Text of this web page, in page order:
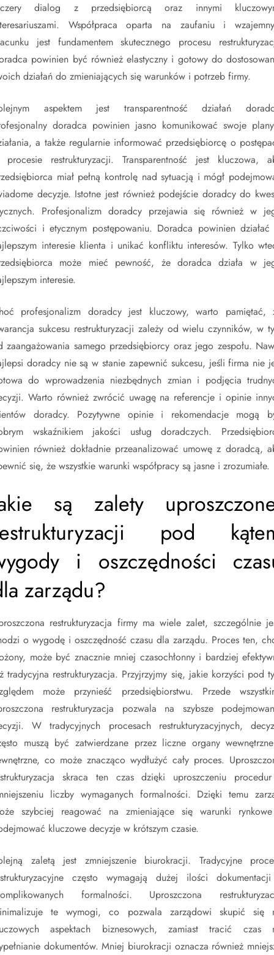
dialog z przedsiębiorcą oraz innymi
Współpraca oparta na zaufaniu i
jest fundamentem skutecznego procesu
powinien być również elastyczny i gotowy do
działań do zmieniających się warunków i potrzeb firmy.
aspektem jest transparentność działań
doradca powinien jasno komunikować swoje
a także regularnie informować przedsiębiorcę o
restrukturyzacji. Transparentność jest kluczowa,
miał pełną kontrolę nad sytuacją i mógł
decyzje. Istotne jest również podejście doradcy do
Profesjonalizm doradcy przejawia się również w
i etycznym postępowaniu. Doradca powinien
interesie klienta i unikać konfliktu interesów. Tylko
może mieć pewność, że doradca działa w
interesie.
profesjonalizm doradcy jest kluczowy, warto pamiętać,
sukcesu restrukturyzacji zależy od wielu czynników, w
zaangażowania samego przedsiębiorcy oraz jego zespołu.
doradcy nie są w stanie zapewnić sukcesu, jeśli firma nie
do wprowadzenia niezbędnych zmian i podjęcia
Warto również zwrócić uwagę na referencje i opinie
doradcy. Pozytywne opinie i rekomendacje mogą
wskaźnikiem jakości usług doradczych.
również dokładnie przeanalizować umowę z doradcą,
się, że wszystkie warunki współpracy są jasne i zrozumiałe.
są zalety
pod
i oszczędności
zarządu?
restrukturyzacja firmy ma wiele zalet, szczególnie
o wygodę i oszczędność czasu dla zarządu. Proces ten,
może być znacznie mniej czasochłonny i bardziej
tradycyjna restrukturyzacja. Przyjrzyjmy się, jakie korzyści pod
może przynieść przedsiębiorstwu. Przede
restrukturyzacja pozwala na szybsze
W tradycyjnych procesach restrukturyzacyjnych,
muszą być zatwierdzane przez liczne organy
co może znacząco wydłużyć cały proces.
skraca ten czas dzięki uproszczeniu
liczby wymaganych formalności. Dzięki temu
szybciej reagować na zmieniające się warunki
kluczowe decyzje w krótszym czasie.
zaletą jest zmniejszenie biurokracji. Tradycyjne
często wymagają dużej ilości
formalności. Uproszczona
te wymogi, co pozwala zarządowi skupić się
aspektach biznesowych, zamiast tracić czas
dokumentów. Mniej biurokracji oznacza również